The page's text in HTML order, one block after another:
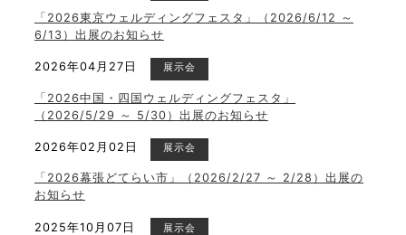
「2026東京ウェルディングフェスタ」（2026/6/12 ～
6/13）出展のお知らせ
2026年04月27日 展示会
「2026中国・四国ウェルディングフェスタ」
（2026/5/29 ～ 5/30）出展のお知らせ
2026年02月02日 展示会
「2026幕張どてらい市」（2026/2/27 ～ 2/28）出展の
お知らせ
2025年10月07日 展示会